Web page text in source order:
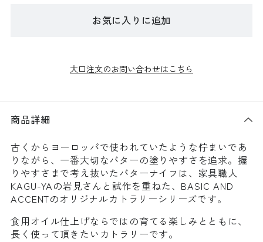
お気に入りに追加
大口注文のお問い合わせはこちら
商品詳細
古くからヨーロッパで使われていたような佇まいであ
りながら、一番大切なバターの塗りやすさを追求。握
りやすさまで考え抜いたバターナイフは、家具職人
KAGU-YAの岩見さんと試作を重ねた、BASIC AND
ACCENTのオリジナルカトラリーシリーズです。
食用オイル仕上げならではの育てる楽しみとともに、
長く使って頂きたいカトラリーです。